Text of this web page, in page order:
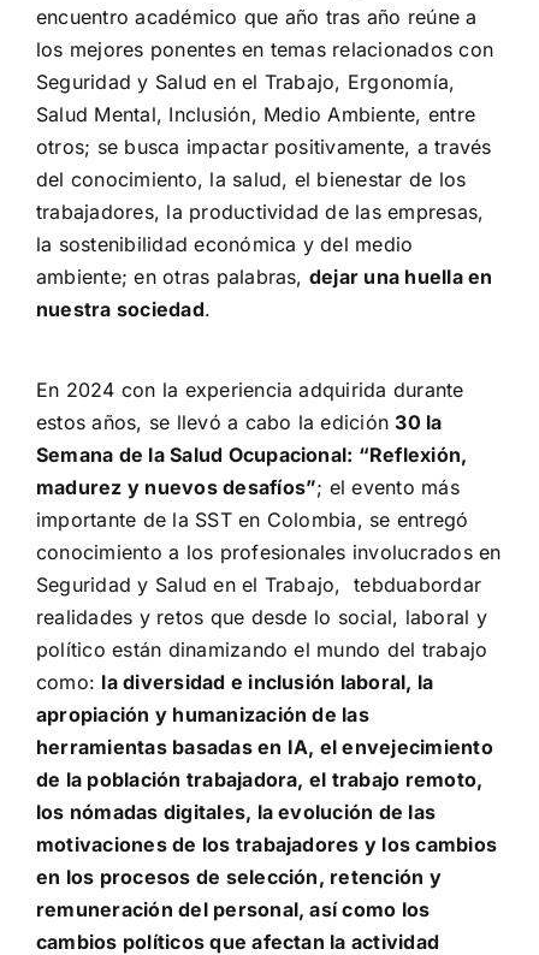
encuentro académico que año tras año reúne a
los mejores ponentes en temas relacionados con
Seguridad y Salud en el Trabajo, Ergonomía,
Salud Mental, Inclusión, Medio Ambiente, entre
otros; se busca impactar positivamente, a través
del conocimiento, la salud, el bienestar de los
trabajadores, la productividad de las empresas,
la sostenibilidad económica y del medio
ambiente; en otras palabras, dejar una huella en
nuestra sociedad.
En 2024 con la experiencia adquirida durante
estos años, se llevó a cabo la edición30 la
Semana de la Salud Ocupacional: “Reflexión,
madurez y nuevos desafíos”; el evento más
importante de la SST en Colombia, se entregó
conocimiento a los profesionales involucrados en
Seguridad y Salud en el Trabajo, tebduabordar
realidades y retos que desde lo social, laboral y
político están dinamizando el mundo del trabajo
como: la diversidad e inclusión laboral, la
apropiación y humanización de las
herramientas basadas en IA, el envejecimiento
de la población trabajadora, el trabajo remoto,
los nómadas digitales, la evolución de las
motivaciones de los trabajadores y los cambios
en los procesos de selección, retención y
remuneración del personal, así como los
cambios políticos que afectan la actividad